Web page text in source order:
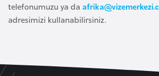
telefonumuzu ya da
adresimizi kullanabilirsiniz.
D